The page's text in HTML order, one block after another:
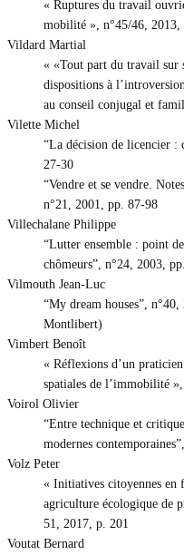
« Ruptures du travail
mobilité », n°45/46, 2013,
Vildard Martial
« «Tout part du travail sur
dispositions à
au conseil conjugal et
Vilette Michel
“La décision de licencier :
27-30
“Vendre et se vendre.
n°21, 2001, pp. 87-98
Villechalane Philippe
“Lutter ensemble : point
chômeurs”, n°24, 2003,
Vilmouth Jean-Luc
“My dream houses”,
Montlibert)
Vimbert Benoît
« Réflexions d’un
spatiales de l’immobilité
Voirol Olivier
“Entre technique et
modernes
Volz Peter
« Initiatives citoyennes en
agriculture écologique de
51, 2017, p. 201
Voutat Bernard